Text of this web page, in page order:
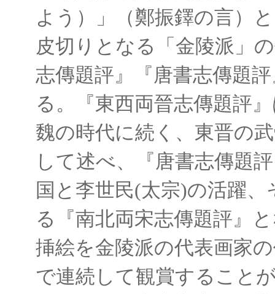
よう）」（鄭振鐸の言）
皮切りとなる「金陵派」
志傳題評』『唐書志傳題
る。『東西両晉志傳題評
魏の時代に続く、東晋の
して述べ、『唐書志傳題
国と李世民(太宗)の活躍
る『南北両宋志傳題評』
挿絵を金陵派の代表画家
で連続して観賞すること